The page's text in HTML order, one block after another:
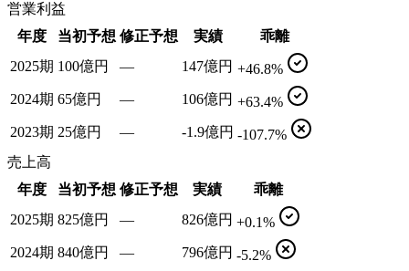
営業利益
年度
当初予想 修正予想 実績
乖離
2025期 100億円 — 147億円 +46.8%
2024期 65億円 — 106億円 +63.4%
2023期 25億円 — -1.9億円 -107.7%
売上高
年度
当初予想 修正予想 実績
乖離
2025期 825億円 — 826億円 +0.1%
2024期 840億円 — 796億円 -5.2%